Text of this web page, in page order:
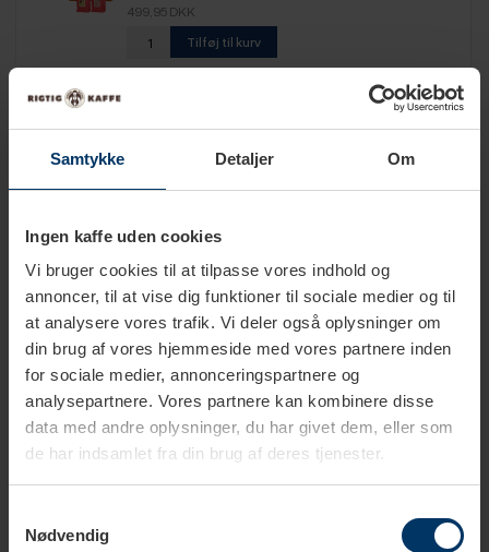
Samtykke Detaljer Om
Ingen kaffe uden cookies
Vi bruger cookies til at tilpasse vores indhold og
annoncer, til at vise dig funktioner til sociale medier og til
at analysere vores trafik. Vi deler også oplysninger om
din brug af vores hjemmeside med vores partnere inden
for sociale medier, annonceringspartnere og
analysepartnere. Vores partnere kan kombinere disse
data med andre oplysninger, du har givet dem, eller som
de har indsamlet fra din brug af deres tjenester.
Nødvendig
499,95 DKK
Tilføj til kurv
Rigtig Kaffe Mixpakke 2,5kg Hele kaffebønner
649,95 DKK
Tilføj til kurv
1.099,00 DKK
Tilføj til kurv
Tekniske specifikationer